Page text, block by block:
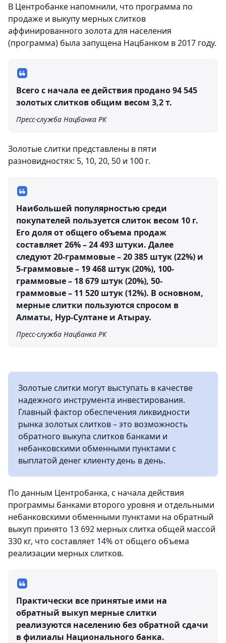
В Центробанке напомнили, что программа по
продаже и выкупу мерных слитков
аффинированного золота для населения
(программа) была запущена Нацбанком в 2017 году.
Всего с начала ее действия продано 94 545
золотых слитков общим весом 3,2 т.
Пресс-служба Нацбанка РК
Золотые слитки представлены в пяти
разновидностях: 5, 10, 20, 50 и 100 г.
Наибольшей популярностью среди
покупателей пользуется слиток весом 10 г.
Его доля от общего объема продаж
составляет 26% – 24 493 штуки. Далее
следуют 20-граммовые – 20 385 штук (22%) и
5-граммовые – 19 468 штук (20%), 100-
граммовые – 18 679 штук (20%), 50-
граммовые – 11 520 штук (12%). В основном,
мерные слитки пользуются спросом в
Алматы, Нур-Султане и Атырау.
Пресс-служба Нацбанка РК
Золотые слитки могут выступать в качестве
надежного инструмента инвестирования.
Главный фактор обеспечения ликвидности
рынка золотых слитков – это возможность
обратного выкупа слитков банками и
небанковскими обменными пунктами с
выплатой денег клиенту день в день.
По данным Центробанка, с начала действия
программы банками второго уровня и отдельными
небанковскими обменными пунктами на обратный
выкуп принято 13 692 мерных слитка общей массой
330 кг, что составляет 14% от общего объема
реализации мерных слитков.
Практически все принятые ими на
обратный выкуп мерные слитки
реализуются населению без обратной сдачи
в филиалы Национального банка.